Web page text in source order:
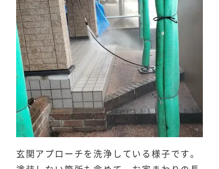
玄関アプローチを洗浄している様子です。